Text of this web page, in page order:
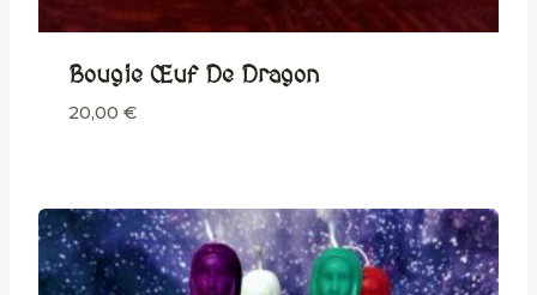
Bougie Œuf De Dragon
20,00 €